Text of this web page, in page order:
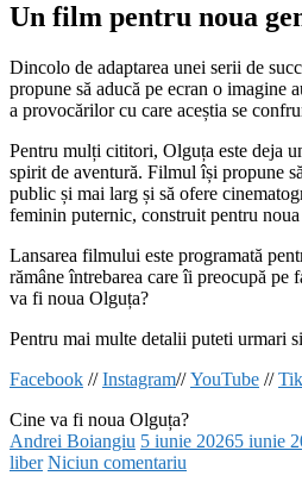
Un film pentru noua
Dincolo de adaptarea unei serii de
propune să aducă pe ecran o imagine
a provocărilor cu care aceștia se
Pentru mulți cititori, Olguța este deja
spirit de aventură. Filmul își propune
public și mai larg și să ofere
feminin puternic, construit pentru noua
Lansarea filmului este programată
rămâne întrebarea care îi preocupă pe
va fi noua Olguța?
Pentru mai multe detalii puteti urmari
Facebook //Instagram//YouTube //
Cine va fi noua Olguța?
Andrei Boiangiu 5 iunie 20265 iunie
liber Niciun comentariu